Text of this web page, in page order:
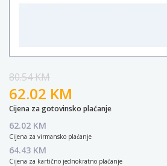
80.54 KM
62.02 KM
Cijena za gotovinsko plaćanje
62.02 KM
Cijena za virmansko plaćanje
64.43 KM
Cijena za kartično jednokratno plaćanje